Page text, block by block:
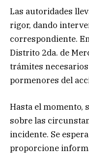
Las autoridades
rigor, dando
correspondiente.
Distrito 2da. de
trámites
pormenores del
Hasta el momento,
sobre las
incidente. Se
proporcione